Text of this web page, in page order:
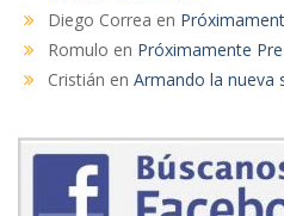
Diego Correa en
Romulo en Próximamente
Cristián en Armando la nueva